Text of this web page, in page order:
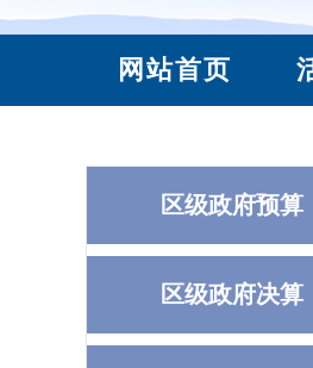
网站首页
区级政府预算
区级政府决算